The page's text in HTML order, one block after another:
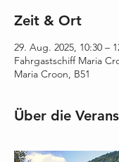
Zeit & Ort
29. Aug. 2025, 10:30 –
Fahrgastschiff Maria
Maria Croon, B51
Über die